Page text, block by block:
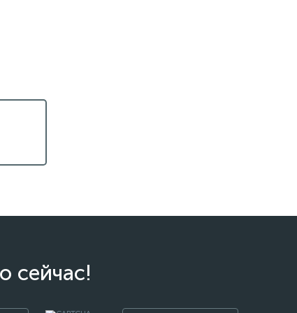
сейчас!